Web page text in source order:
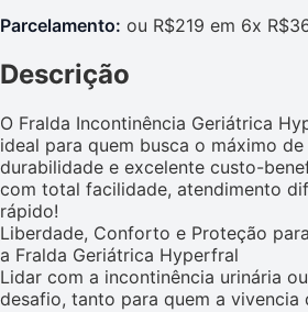
Parcelamento: ou R$219 em 6x
Descrição
O Fralda Incontinência Geriátrica
ideal para quem busca o máximo de
durabilidade e excelente custo-
com total facilidade, atendimento
rápido!
Liberdade, Conforto e Proteção
a Fralda Geriátrica Hyperfral
Lidar com a incontinência urinária
desafio, tanto para quem a vivencia